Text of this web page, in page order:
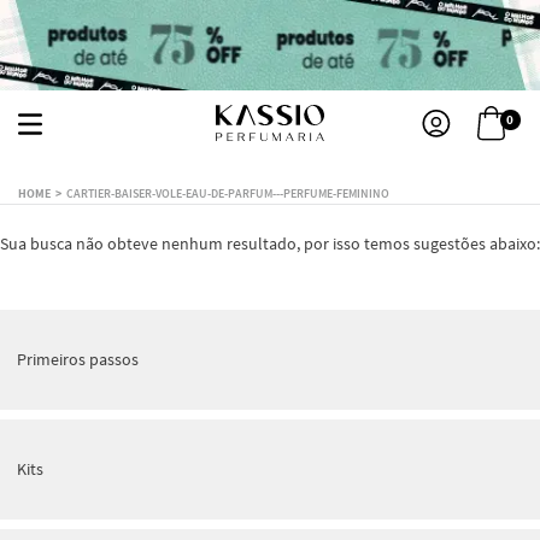
0
CARTIER-BAISER-VOLE-EAU-DE-PARFUM---PERFUME-FEMININO
Sua busca não obteve nenhum resultado, por isso temos sugestões abaixo:
Primeiros passos
Kits